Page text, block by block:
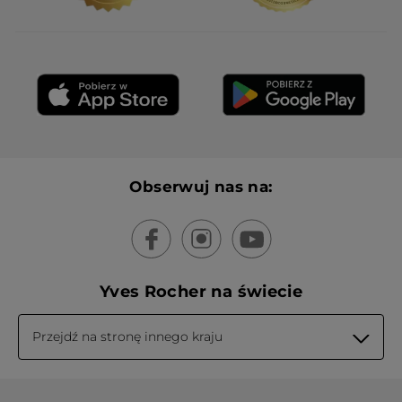
Obserwuj nas na:
Yves Rocher na świecie
Przejdź na stronę innego kraju